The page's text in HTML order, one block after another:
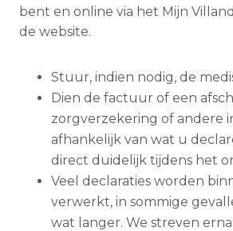
bent en online via het Mijn
de website.
Stuur, indien nodig, de
Dien de factuur of een
zorgverzekering of andere
afhankelijk van wat u
direct duidelijk tijdens het
Veel declaraties worden
verwerkt, in sommige
wat langer. We streven